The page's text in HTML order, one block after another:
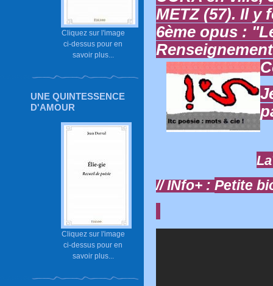
Cliquez sur l'image
ci-dessus pour en
savoir plus...
UNE QUINTESSENCE
D'AMOUR
Cliquez sur l'image
ci-dessus pour en
savoir plus...
METZ (57). Il y
6ème opus :
// INfo+ :Petite